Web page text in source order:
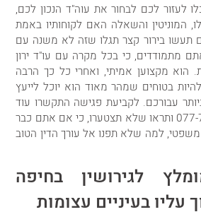
לעזור לכם לבחור את עוה"ד הנכון לכם,
המוניטין והשאלה האם לקוחותיו באמת
תעשו בירור קצר תגלו שזה לא משנה עם
מתמודדים, כי בכל מקרה עם עו"ד ירון
הוא מקצוען אמיתי, ואחרי כל כך הרבה
בטוחים שמהר מאוד הוא יוכל לייעץ
עבורכם. לקביעת פגישה התקשרו עוד
ותראו שלא תצטערו, כי אם אתם כבר
משפטי, למה שלא תפנו אל עורך הדין הטוב
לגירושין בחיפה
בעיניים עצומות